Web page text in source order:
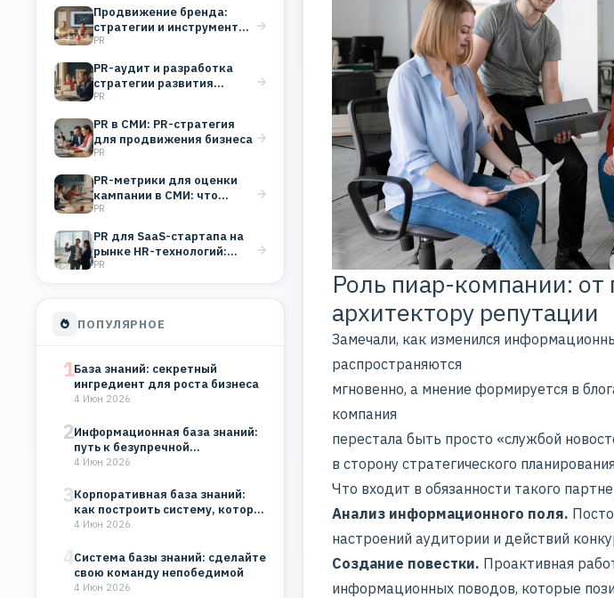
Продвижение бренда:
стратегии и инструменты
для любой отрасли
PR
PR-аудит и разработка
стратегии развития
бизнеса
PR
PR в СМИ: PR-стратегия
для продвижения бизнеса
PR
PR-метрики для оценки
кампании в СМИ: что
измерять и зачем
PR
PR для SaaS-стартапа на
рынке HR-технологий:
стратегия формирования
PR
ПОПУЛЯРНОЕ
1База знаний: секретный
ингредиент для роста бизнеса
4 Июн 2026
2Информационная база знаний:
путь к безупречной
организации
4 Июн 2026
3Корпоративная база знаний:
как построить систему, которая
будет работать на…
4 Июн 2026
4Система базы знаний: сделайте
свою команду непобедимой
4 Июн 2026
Роль пиар-компании: от
архитектору репутации
Замечали, как изменился
распространяются
мгновенно, а мнение формируется в
компания
перестала быть просто «службой
в сторону стратегического
Что входит в обязанности такого
Анализ информационного поля.
настроений аудитории и действий
Создание повестки. Проактивная
информационных поводов, которые